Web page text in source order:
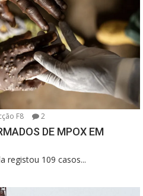
F8 2
DE MPOX EM
registou 109 casos...